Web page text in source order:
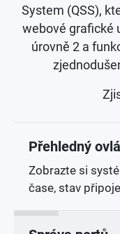
System (QSS),
webové grafické
úrovně 2 a
Přehledný
Zobrazte si
čase, stav